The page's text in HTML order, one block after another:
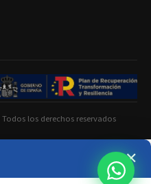
Todos los derechos reservados
✕